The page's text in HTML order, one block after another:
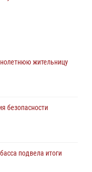
путешественников из
порядка в
жительницу
безопасности
подвела итоги